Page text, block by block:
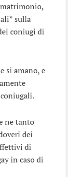
matrimonio,
sulla
coniugi di
si amano, e
ne tanto
dei
di
in caso di